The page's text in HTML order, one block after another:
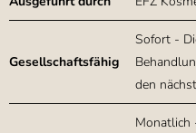
Gesellschaftsfähig
Sofort -
den
Monatlich